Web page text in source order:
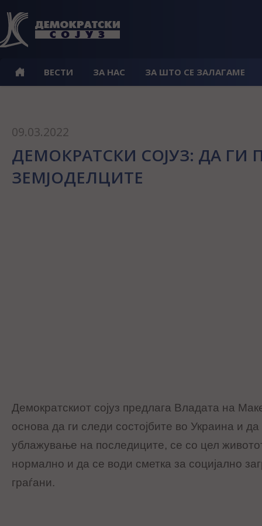
ВЕСТИ ЗА НАС ЗА ШТО СЕ ЗАЛАГАМЕ
09.03.2022
ДЕМОКРАТСКИ СОЈУЗ: ДА
ЗЕМЈОДЕЛЦИТЕ
Демократскиот сојуз предлага Владата на
основа да ги следи состојбите во Украина и
ублажување на последиците, се со цел
нормално и да се води сметка за социјално
граѓани.